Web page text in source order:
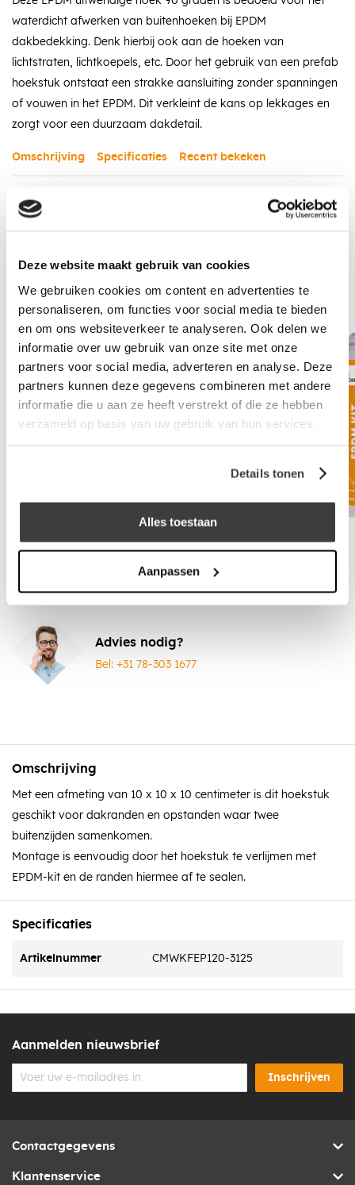
Deze website maakt gebruik van cookies
We gebruiken cookies om content en advertenties te
personaliseren, om functies voor social media te bieden
en om ons websiteverkeer te analyseren. Ook delen we
informatie over uw gebruik van onze site met onze
partners voor social media, adverteren en analyse. Deze
partners kunnen deze gegevens combineren met andere
informatie die u aan ze heeft verstrekt of die ze hebben
verzameld op basis van uw gebruik van hun services.
Details tonen
Alles toestaan
Aanpassen
waterdicht afwerken van buitenhoeken bij EPDM
dakbedekking. Denk hierbij ook aan de hoeken van
lichtstraten, lichtkoepels, etc. Door het gebruik van een prefab
hoekstuk ontstaat een strakke aansluiting zonder spanningen
of vouwen in het EPDM. Dit verkleint de kans op lekkages en
zorgt voor een duurzaam dakdetail.
Omschrijving Specificaties Recent bekeken
Aanbevolen accessoires
Covercleaner 500 ml EPDM Kit 290 ml
Advies nodig?
Bel: +31 78-303 1677
Omschrijving
Met een afmeting van 10 x 10 x 10 centimeter is dit hoekstuk
geschikt voor dakranden en opstanden waar twee
buitenzijden samenkomen.
Montage is eenvoudig door het hoekstuk te verlijmen met
EPDM-kit en de randen hiermee af te sealen.
Specificaties
Artikelnummer CMWKFEP120-3125
Aanmelden nieuwsbrief
Inschrijven
Contactgegevens
Klantenservice